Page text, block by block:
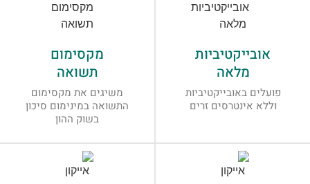
אובייקטיביות
מלאה
פועלים באובייקטיביות
וללא אינטרסים זרים
מקסימום
תשואה
משיגים את מקסימום
התשואה במינימום סיכון
בשוק ההון